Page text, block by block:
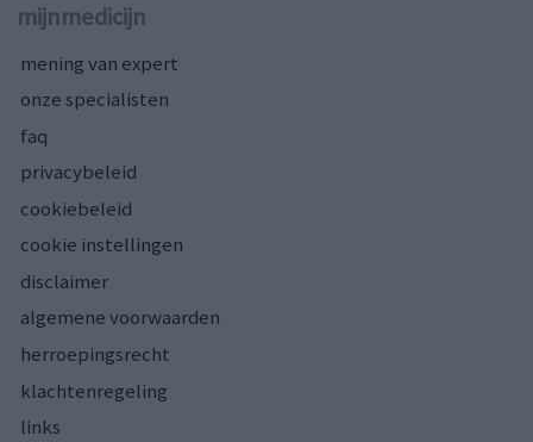
mijnmedicijn
mening van expert
onze specialisten
faq
privacybeleid
cookiebeleid
cookie instellingen
disclaimer
algemene voorwaarden
herroepingsrecht
klachtenregeling
links